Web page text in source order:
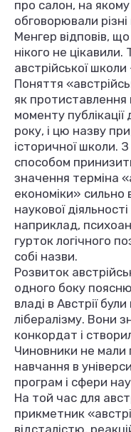
про салон, на
обговорювали
Менгер відповів,
нікого не
австрійської
Поняття
як протиставлення
моменту
року, і цю назву
історичної школи.
способом
значення терміна
економіки» сильно
наукової
наприклад,
гурток логічного
собі назви.
Розвиток
одного боку
владі в Австрії
лібералізму. Вони
конкордат і
Чиновники не мали
навчання в
програм і сфери
На той час для
прикметник